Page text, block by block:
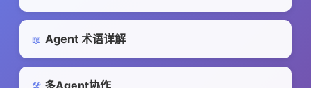
📖 Agent 术语详解
多Agent协作